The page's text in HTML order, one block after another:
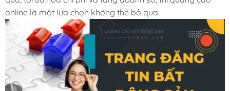
online là một lựa chọn không thể bỏ qua.